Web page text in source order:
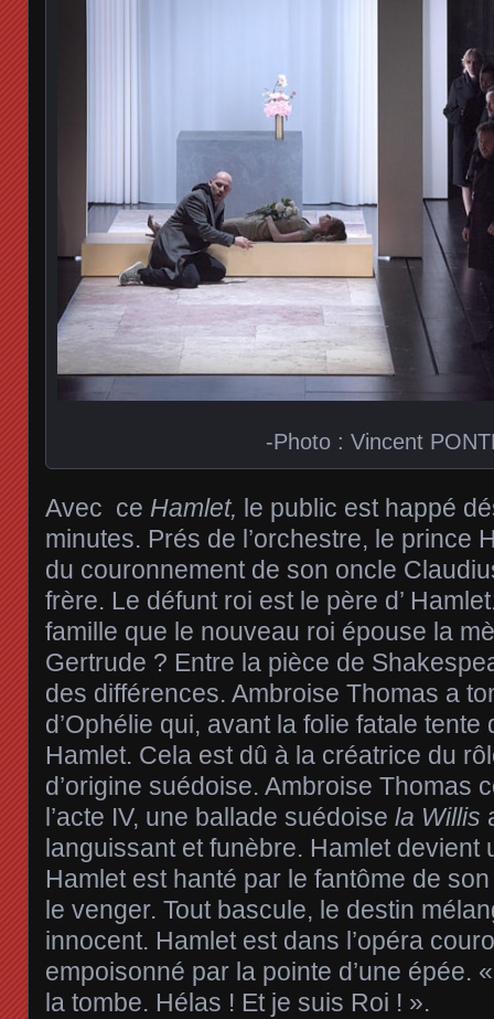
-Photo : Vincent
Avec ce Hamlet, le public est happé
minutes. Prés de l’orchestre, le prince
du couronnement de son oncle
frère. Le défunt roi est le père d’
famille que le nouveau roi épouse la
Gertrude ? Entre la pièce de
des différences. Ambroise Thomas a
d’Ophélie qui, avant la folie fatale tente
Hamlet. Cela est dû à la créatrice du
d’origine suédoise. Ambroise Thomas
l’acte IV, une ballade suédoise la Willis
languissant et funèbre. Hamlet devient
Hamlet est hanté par le fantôme de
le venger. Tout bascule, le destin
innocent. Hamlet est dans l’opéra
empoisonné par la pointe d’une épée.
la tombe. Hélas ! Et je suis Roi ! ».